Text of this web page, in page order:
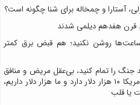
آستارا و چمخاله برای شنا چگونه است؟
ساعت‌ها روشن نکنید؛ هم قبض برق کمتر
جنگ را تمام کنید، بی‌عقل مریض و منافق
هستند/ این آدم بی‌عقلی که می‌گوید آمریکا ۱۰ هزار دلار دارد و ما هزار دلار داریم،
یا قلب